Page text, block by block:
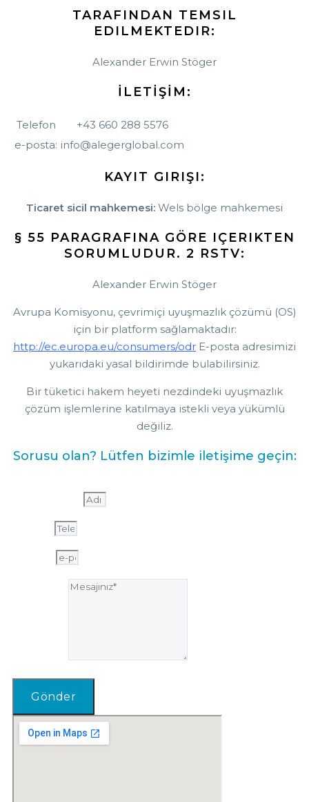
TARAFINDAN TEMSIL
EDILMEKTEDIR:
Alexander Erwin Stöger
İLETİŞİM:
Telefon
+43 660 288 5576
e-posta: info@alegerglobal.com
KAYIT GIRIŞI:
Ticaret sicil mahkemesi: Wels bölge mahkemesi
§ 55 PARAGRAFINA GÖRE IÇERIKTEN
SORUMLUDUR. 2 RSTV:
Alexander Erwin Stöger
Avrupa Komisyonu, çevrimiçi uyuşmazlık çözümü (OS)
için bir platform sağlamaktadır:
http://ec.europa.eu/consumers/odr E-posta adresimizi
yukarıdaki yasal bildirimde bulabilirsiniz.
Bir tüketici hakem heyeti nezdindeki uyuşmazlık
çözüm işlemlerine katılmaya istekli veya yükümlü
değiliz.
Sorusu olan? Lütfen bizimle iletişime geçin:
Gönder